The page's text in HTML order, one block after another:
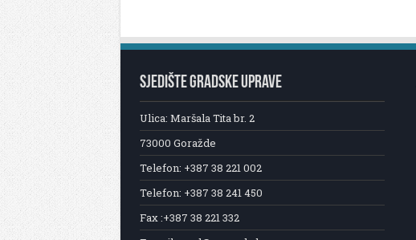
SJEDIŠTE GRADSKE UPRAVE
Ulica: Maršala Tita br. 2
73000 Goražde
Telefon: +387 38 221 002
Telefon: +387 38 241 450
Fax :+387 38 221 332